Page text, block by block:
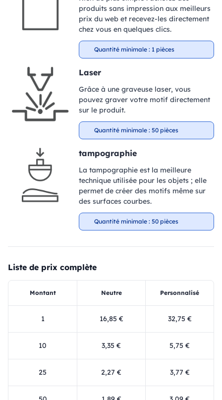
produits sans impression aux meilleurs
prix du web et recevez-les directement
chez vous en quelques clics.
Quantité minimale : 1 pièces
Laser
Grâce à une graveuse laser, vous
pouvez graver votre motif directement
sur le produit.
Quantité minimale : 50 pièces
tampographie
La tampographie est la meilleure
technique utilisée pour les objets ; elle
permet de créer des motifs même sur
des surfaces courbes.
Quantité minimale : 50 pièces
Liste de prix complète
Montant Neutre Personnalisé
1 16,85 € 32,75 €
10 3,35 € 5,75 €
25 2,27 € 3,77 €